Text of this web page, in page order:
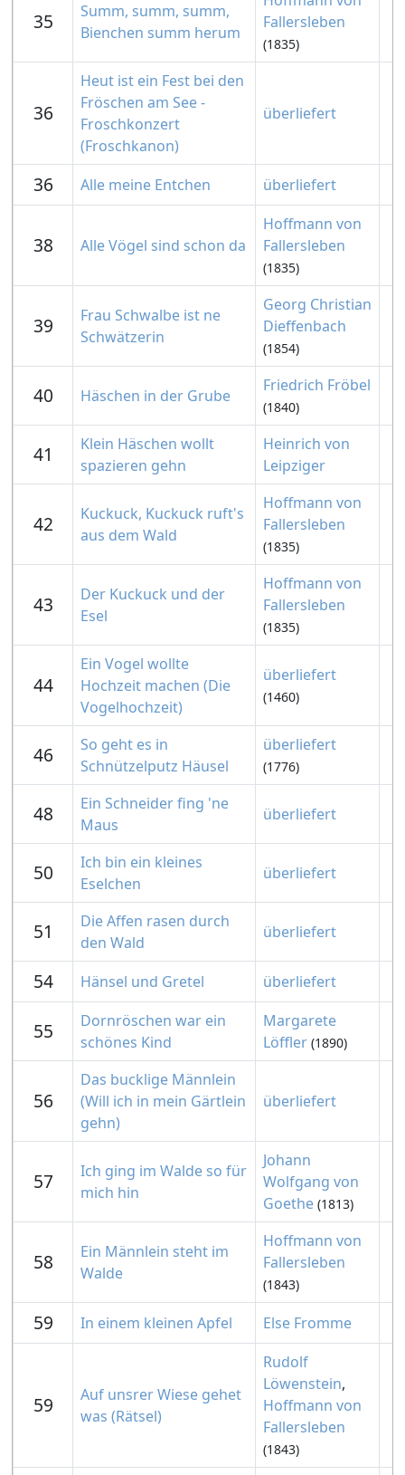
35
Summ, summ, summ,
Bienchen summ herum
Fallersleben
(1835)
36
Heut ist ein Fest bei den
Fröschen am See -
Froschkonzert
(Froschkanon)
überliefert
36 Alle meine Entchen überliefert
38 Alle Vögel sind schon da
Hoffmann von
Fallersleben
(1835)
39
Frau Schwalbe ist ne
Schwätzerin
Georg Christian
Dieffenbach
(1854)
40 Häschen in der Grube
Friedrich Fröbel
(1840)
41
Klein Häschen wollt
spazieren gehn
Heinrich von
Leipziger
42
Kuckuck, Kuckuck ruft's
aus dem Wald
Hoffmann von
Fallersleben
(1835)
43
Der Kuckuck und der
Esel
Hoffmann von
Fallersleben
(1835)
44
Ein Vogel wollte
Hochzeit machen (Die
Vogelhochzeit)
überliefert
(1460)
46
So geht es in
Schnützelputz Häusel
überliefert
(1776)
48
Ein Schneider fing 'ne
Maus
überliefert
50
Ich bin ein kleines
Eselchen
überliefert
51
Die Affen rasen durch
den Wald
überliefert
54 Hänsel und Gretel überliefert
55
Dornröschen war ein
schönes Kind
Margarete
Löffler (1890)
56
Das bucklige Männlein
(Will ich in mein Gärtlein
gehn)
überliefert
57
Ich ging im Walde so für
mich hin
Johann
Wolfgang von
Goethe (1813)
58
Ein Männlein steht im
Walde
Hoffmann von
Fallersleben
(1843)
59 In einem kleinen Apfel Else Fromme
59
Auf unsrer Wiese gehet
was (Rätsel)
Rudolf
Löwenstein,
Hoffmann von
Fallersleben
(1843)